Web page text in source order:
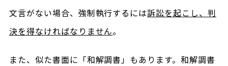
文言がない場合、強制執行するには訴訟を起こし、判
決を得なければなりません。
また、似た書面に「和解調書」もあります。和解調書